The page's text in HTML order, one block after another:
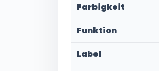
Farbigkeit
Funktion
Label